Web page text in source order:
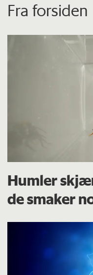
Fra forsiden
Humler
de smaker